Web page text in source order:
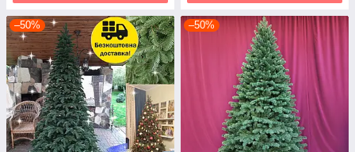
–50% –50%